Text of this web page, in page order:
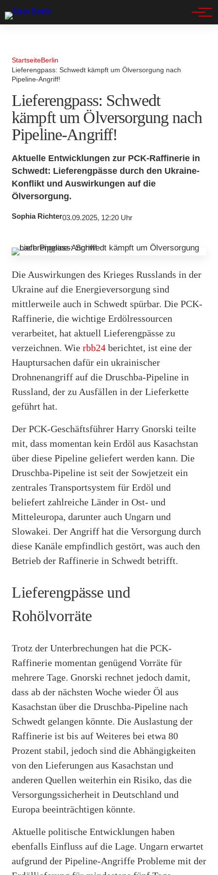
StartseiteBerlin
Lieferengpass: Schwedt kämpft um Ölversorgung nach
Pipeline-Angriff!
Lieferengpass: Schwedt
kämpft um Ölversorgung nach
Pipeline-Angriff!
Aktuelle Entwicklungen zur PCK-Raffinerie in
Schwedt: Lieferengpässe durch den Ukraine-
Konflikt und Auswirkungen auf die
Ölversorgung.
Sophia Richter03.09.2025, 12:20 Uhr
Die Auswirkungen des Krieges Russlands in der
Ukraine auf die Energieversorgung sind
mittlerweile auch in Schwedt spürbar. Die PCK-
Raffinerie, die wichtige Erdölressourcen
verarbeitet, hat aktuell Lieferengpässe zu
verzeichnen. Wie rbb24 berichtet, ist eine der
Hauptursachen dafür ein ukrainischer
Drohnenangriff auf die Druschba-Pipeline in
Russland, der zu Ausfällen in der Lieferkette
geführt hat.
Der PCK-Geschäftsführer Harry Gnorski teilte
mit, dass momentan kein Erdöl aus Kasachstan
über diese Pipeline geliefert werden kann. Die
Druschba-Pipeline ist seit der Sowjetzeit ein
zentrales Transportsystem für Erdöl und
beliefert zahlreiche Länder in Ost- und
Mitteleuropa, darunter auch Ungarn und
Slowakei. Der Angriff hat die Versorgung durch
diese Kanäle empfindlich gestört, was auch den
Betrieb der Raffinerie in Schwedt betrifft.
Lieferengpässe und
Rohölvorräte
Trotz der Unterbrechungen hat die PCK-
Raffinerie momentan genügend Vorräte für
mehrere Tage. Gnorski rechnet jedoch damit,
dass ab der nächsten Woche wieder Öl aus
Kasachstan über die Druschba-Pipeline nach
Schwedt gelangen könnte. Die Auslastung der
Raffinerie ist bis auf Weiteres bei etwa 80
Prozent stabil, jedoch sind die Abhängigkeiten
von den Lieferungen aus Kasachstan und
anderen Quellen weiterhin ein Risiko, das die
Versorgungssicherheit in Deutschland und
Europa beeinträchtigen könnte.
Aktuelle politische Entwicklungen haben
ebenfalls Einfluss auf die Lage. Ungarn erwartet
aufgrund der Pipeline-Angriffe Probleme mit der